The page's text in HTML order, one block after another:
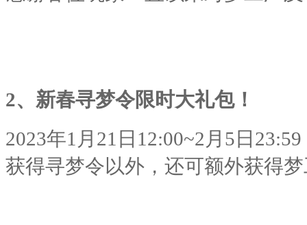
2、 新春寻梦令限时大礼包！
2023年1 月 21 日 12:00~2 月 5 日 23:59
获得寻梦令以外，还可额外获得